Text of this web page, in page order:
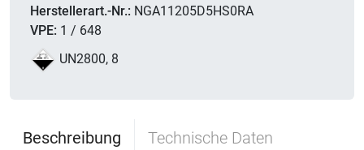
Herstellerart.-Nr.: NGA11205D5HS0RA
VPE: 1 / 648
UN2800, 8
Beschreibung Technische Daten